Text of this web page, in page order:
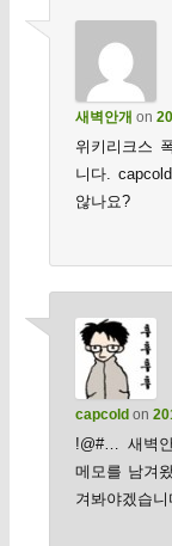
새벽안개 on
위키리크스
니다.
않나요?
capcold on
!@#… 새벽
메모를 남겨
겨봐야겠습